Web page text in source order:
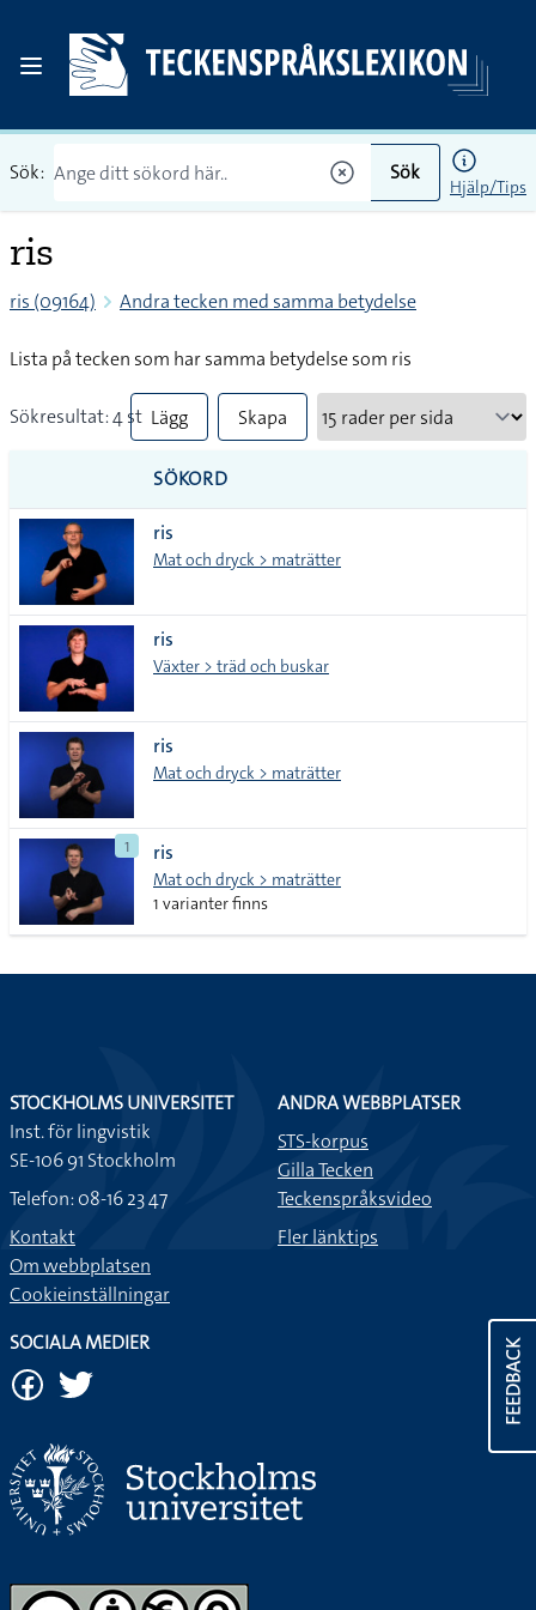
Sök: Sök
Hjälp/Tips
ris
ris (09164) Andra tecken med samma betydelse
Lista på tecken som har samma betydelse som ris
Sökresultat: 4 st Lägg
till
alla i
lista
Skapa
SÖKORD
ris
Mat och dryck > maträtter
ris
Växter > träd och buskar
ris
Mat och dryck > maträtter
1 ris
Mat och dryck > maträtter
1 varianter finns
FEEDBACK
STOCKHOLMS UNIVERSITET
Inst. för lingvistik
SE-106 91 Stockholm
Telefon: 08-16 23 47
Kontakt
Om webbplatsen
Cookieinställningar
ANDRA WEBBPLATSER
STS-korpus
Gilla Tecken
Teckenspråksvideo
Fler länktips
SOCIALA MEDIER